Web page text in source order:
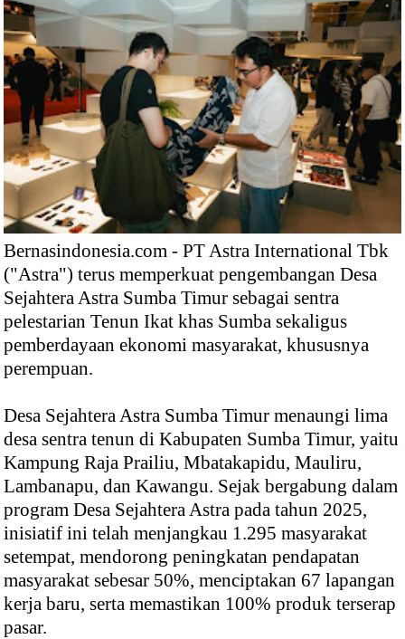
Bernasindonesia.com - PT Astra International Tbk
("Astra") terus memperkuat pengembangan Desa
Sejahtera Astra Sumba Timur sebagai sentra
pelestarian Tenun Ikat khas Sumba sekaligus
pemberdayaan ekonomi masyarakat, khususnya
perempuan.
Desa Sejahtera Astra Sumba Timur menaungi lima
desa sentra tenun di Kabupaten Sumba Timur, yaitu
Kampung Raja Prailiu, Mbatakapidu, Mauliru,
Lambanapu, dan Kawangu. Sejak bergabung dalam
program Desa Sejahtera Astra pada tahun 2025,
inisiatif ini telah menjangkau 1.295 masyarakat
setempat, mendorong peningkatan pendapatan
masyarakat sebesar 50%, menciptakan 67 lapangan
kerja baru, serta memastikan 100% produk terserap
pasar.